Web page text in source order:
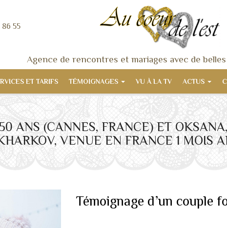
Agence de rencontres et mariages avec de
ET TARIFS TÉMOIGNAGES VU À LA TV ACTUS
86 55
ANS (CANNES, FRANCE) ET
VENUE EN FRANCE 1 MOIS
Témoignage d’un couple